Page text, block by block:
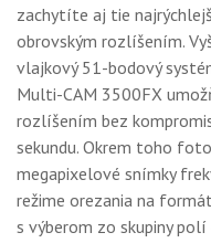
zachytíte aj tie
obrovským rozlíšením.
vlajkový 51-bodový
Multi-CAM 3500FX
rozlíšením bez
sekundu. Okrem toho
megapixelové snímky
režime orezania na
s výberom zo skupiny